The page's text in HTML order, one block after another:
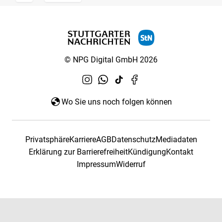
© NPG Digital GmbH 2026
Wo Sie uns noch folgen können
PrivatsphäreKarriereAGBDatenschutzMediadaten
Erklärung zur BarrierefreiheitKündigungKontakt
ImpressumWiderruf